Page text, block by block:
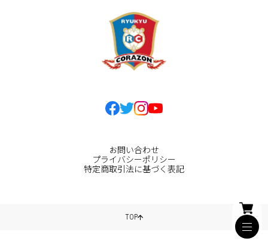
お問い合わせ
プライバシーポリシー
特定商取引法に基づく表記
TOP